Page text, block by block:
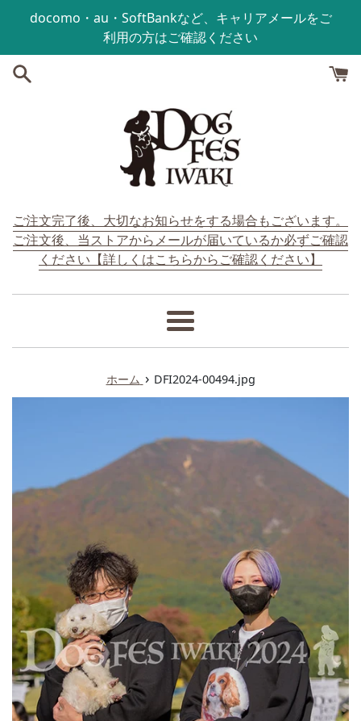
コンテンツにスキップする
docomo・au・SoftBankなど、キャリアメールをご
利用の方はご確認ください
ご注文完了後、大切なお知らせをする場合もございます。
ご注文後、当ストアからメールが届いているか必ずご確認
ください【詳しくはこちらからご確認ください】
メ
ニ
ー
ホーム › DFI2024-00494.jpg